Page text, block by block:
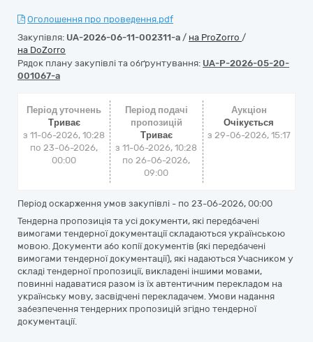
Оголошення про проведення.pdf
Закупівля: UA-2026-06-11-002311-a / на ProZorro /
на DoZorro
Рядок плану закупівлі та обґрунтування: UA-P-2026-05-20-
001067-a
Період уточнень
Триває
з 11-06-2026, 10:28
по 23-06-2026,
00:00
Період подачі
пропозицій
Триває
з 11-06-2026, 10:28
по 26-06-2026,
09:00
Аукціон
Очікується
з 29-06-2026, 15:17
Період оскарження умов закупівлі - по 23-06-2026, 00:00
Тендерна пропозиція та усі документи, які передбачені
вимогами тендерної документації складаються українською
мовою. Документи або копії документів (які передбачені
вимогами тендерної документації), які надаються Учасником у
складі тендерної пропозиції, викладені іншими мовами,
повинні надаватися разом із їх автентичним перекладом на
українську мову, засвідчені перекладачем. Умови надання
забезпечення тендерних пропозицій згідно тендерної
документації.